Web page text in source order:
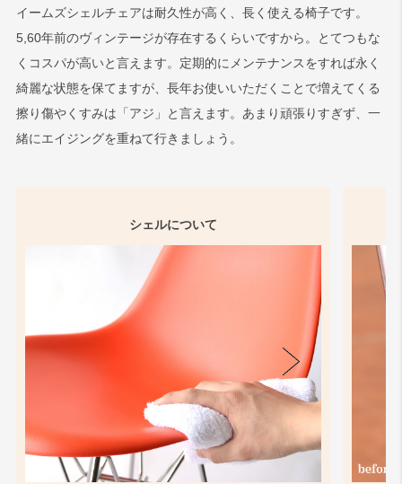
イームズシェルチェアは耐久性が高く、長く使える椅子です。
5,60年前のヴィンテージが存在するくらいですから。とてつもな
くコスパが高いと言えます。定期的にメンテナンスをすれば永く
綺麗な状態を保てますが、長年お使いいただくことで増えてくる
擦り傷やくすみは「アジ」と言えます。あまり頑張りすぎず、一
緒にエイジングを重ねて行きましょう。
シェルについて